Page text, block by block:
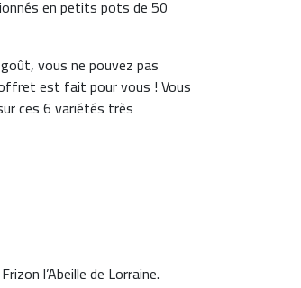
en petits pots de 50
vous ne pouvez pas
est fait pour vous ! Vous
ces 6 variétés très
l’Abeille de Lorraine.